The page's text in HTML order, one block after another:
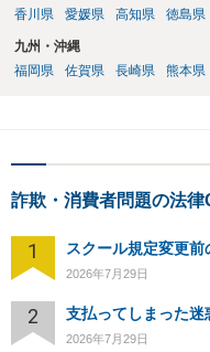
香川県
愛媛県 高知県 徳島県
九州・沖縄
福岡県
佐賀県 長崎県 熊本県
詐欺・消費者問題の法
1 スクール規定変更
2026年7月29日
2 支払ってしまった迷
2026年7月29日